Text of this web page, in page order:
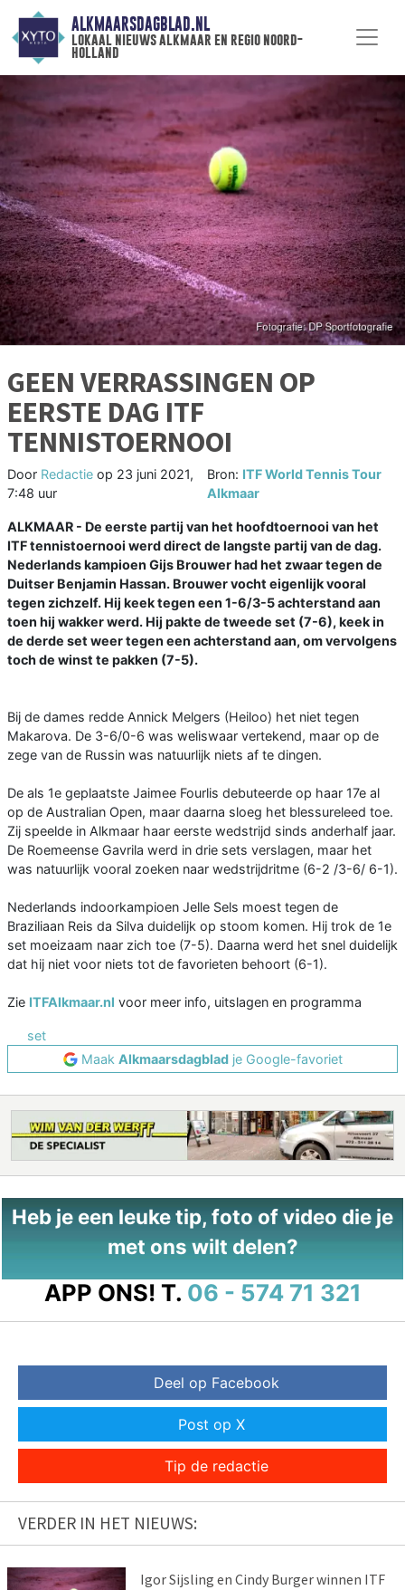
ALKMAARSDAGBLAD.NL
lokaal nieuws alkmaar en regio noord-
holland
GEEN VERRASSINGEN OP
EERSTE DAG ITF
TENNISTOERNOOI
Door Redactie op 23 juni 2021,
7:48 uur
Bron: ITF World Tennis Tour
Alkmaar
ALKMAAR - De eerste partij van het hoofdtoernooi van het
ITF tennistoernooi werd direct de langste partij van de dag.
Nederlands kampioen Gijs Brouwer had het zwaar tegen de
Duitser Benjamin Hassan. Brouwer vocht eigenlijk vooral
tegen zichzelf. Hij keek tegen een 1-6/3-5 achterstand aan
toen hij wakker werd. Hij pakte de tweede set (7-6), keek in
de derde set weer tegen een achterstand aan, om vervolgens
toch de winst te pakken (7-5).
Bij de dames redde Annick Melgers (Heiloo) het niet tegen
Makarova. De 3-6/0-6 was weliswaar vertekend, maar op de
zege van de Russin was natuurlijk niets af te dingen.
De als 1e geplaatste Jaimee Fourlis debuteerde op haar 17e al
op de Australian Open, maar daarna sloeg het blessureleed toe.
Zij speelde in Alkmaar haar eerste wedstrijd sinds anderhalf jaar.
De Roemeense Gavrila werd in drie sets verslagen, maar het
was natuurlijk vooral zoeken naar wedstrijdritme (6-2 /3-6/ 6-1).
Nederlands indoorkampioen Jelle Sels moest tegen de
Braziliaan Reis da Silva duidelijk op stoom komen. Hij trok de 1e
set moeizaam naar zich toe (7-5). Daarna werd het snel duidelijk
dat hij niet voor niets tot de favorieten behoort (6-1).
Zie ITFAlkmaar.nl voor meer info, uitslagen en programma
set
Maak Alkmaarsdagbladje Google-favoriet
Heb je een leuke tip, foto of video die je
met ons wilt delen?
APP ONS! T. 06 - 574 71 321
Deel op Facebook
Post op X
Tip de redactie
VERDER IN HET NIEUWS:
Igor Sijsling en Cindy Burger winnen ITF